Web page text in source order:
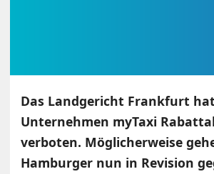
Das Landgericht Frankfurt
Unternehmen myTaxi
verboten. Möglicherweise
Hamburger nun in Revision